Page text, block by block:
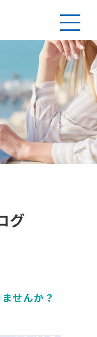
グ
せんか？